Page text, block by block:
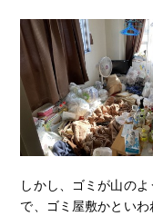
しかし、ゴミが山の
で、ゴミ屋敷かとい